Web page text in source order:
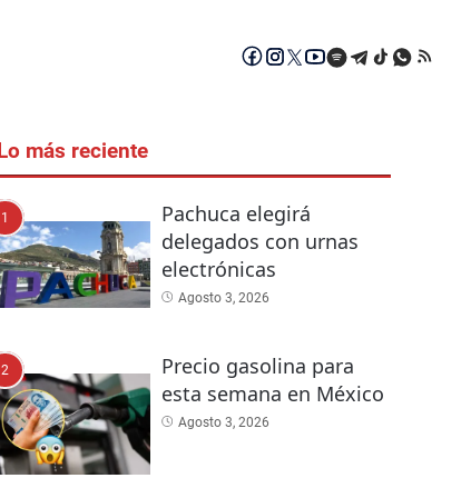
Lo más reciente
1
Pachuca elegirá
delegados con urnas
electrónicas
Agosto 3, 2026
2
Precio gasolina para
esta semana en México
Agosto 3, 2026